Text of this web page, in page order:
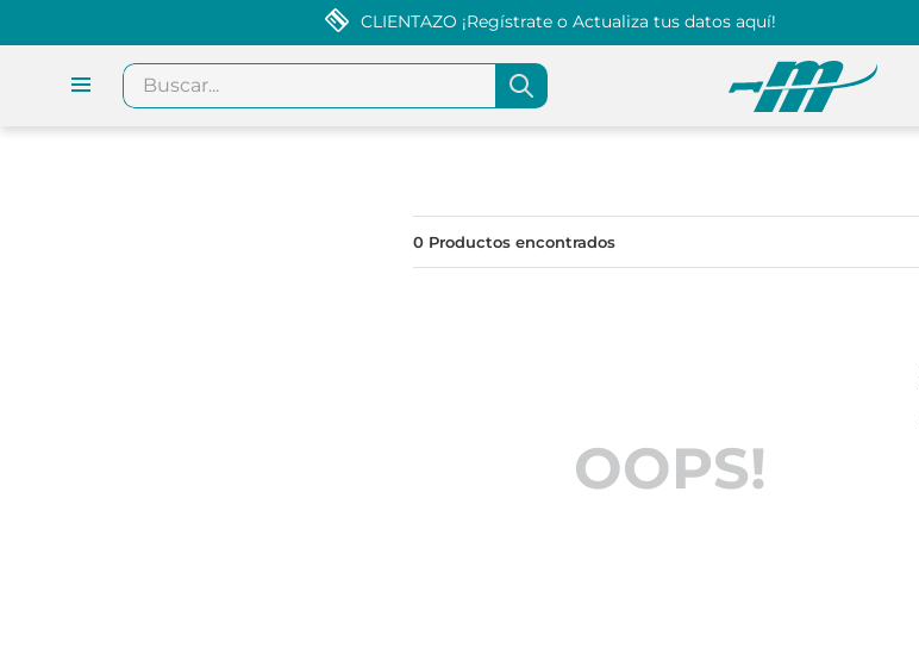
CLIENTAZO ¡Regístrate o Actualiza tus datos aquí!
Buscar...
0
OOPS!